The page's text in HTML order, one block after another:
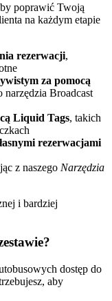
poprawić Twoją
na każdym etapie
rezerwacji,
za pomocą
narzędzia Broadcast
Liquid Tags, takich
rezerwacjami
z naszego Narzędzia
i bardziej
dostęp do
aby